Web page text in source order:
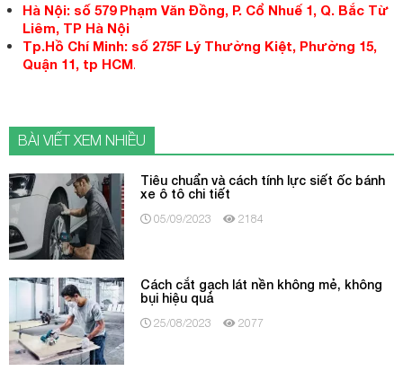
Hà Nội: số 579 Phạm Văn Đồng, P. Cổ Nhuế 1, Q. Bắc Từ
Liêm, TP Hà Nội
Tp.Hồ Chí Minh: số 275F Lý Thường Kiệt, Phường 15,
Quận 11, tp HCM.
BÀI VIẾT XEM NHIỀU
Tiêu chuẩn và cách tính lực siết ốc bánh
xe ô tô chi tiết
05/09/2023 2184
Cách cắt gạch lát nền không mẻ, không
bụi hiệu quả
25/08/2023 2077